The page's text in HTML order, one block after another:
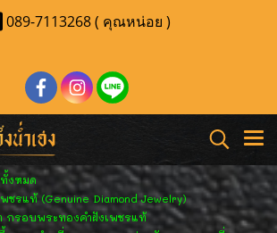
089-7113268 ( คุณหน่อย )
งหมด
ชรแท้ (Genuine Diamond Jewelry)
กรอบพระทองคำฝังเพชรแท้